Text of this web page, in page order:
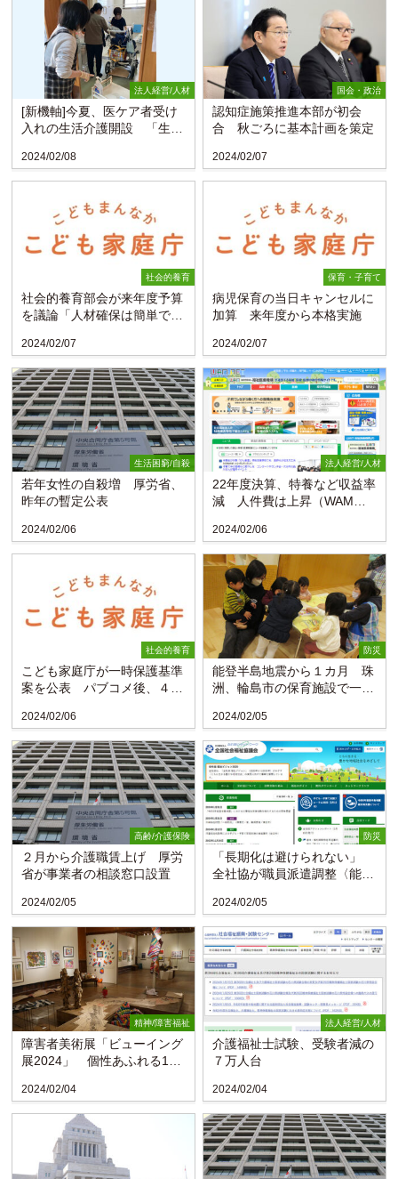
法人経営/人材
[新機軸]今夏、医ケア者受け
入れの生活介護開設 「生涯
2024/02/08
国会・政治
認知症施策推進本部が初会
合 秋ごろに基本計画を策定
2024/02/07
社会的養育
社会的養育部会が来年度予算
を議論「人材確保は簡単では
2024/02/07
保育・子育て
病児保育の当日キャンセルに
加算 来年度から本格実施
2024/02/07
生活困窮/自殺
若年女性の自殺増 厚労省、
昨年の暫定公表
2024/02/06
法人経営/人材
22年度決算、特養など収益率
減 人件費は上昇（WAM調
2024/02/06
社会的養育
こども家庭庁が一時保護基準
案を公表 パブコメ後、４月
2024/02/06
防災
能登半島地震から１カ月 珠
洲、輪島市の保育施設で一時
2024/02/05
高齢/介護保険
２月から介護職賃上げ 厚労
省が事業者の相談窓口設置
2024/02/05
防災
「長期化は避けられない」
全社協が職員派遣調整〈能登
2024/02/05
精神/障害福祉
障害者美術展「ビューイング
展2024」 個性あふれる193
2024/02/04
法人経営/人材
介護福祉士試験、受験者減の
７万人台
2024/02/04